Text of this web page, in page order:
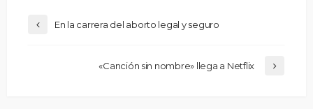
En la carrera del aborto legal y seguro
«Canción sin nombre» llega a Netflix